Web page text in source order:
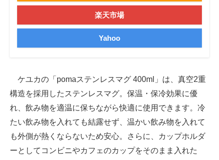
楽天市場
Yahoo
ケユカの「pomaステンレスマグ 400ml」は、真空2重
構造を採用したステンレスマグ。保温・保冷効果に優
れ、飲み物を適温に保ちながら快適に使用できます。冷
たい飲み物を入れても結露せず、温かい飲み物を入れて
も外側が熱くならないため安心。さらに、カップホルダ
ーとしてコンビニやカフェのカップをそのまま入れた